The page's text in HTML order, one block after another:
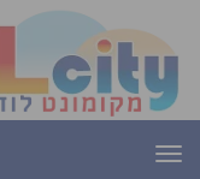
תפריט